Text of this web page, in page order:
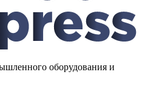
оборудования и